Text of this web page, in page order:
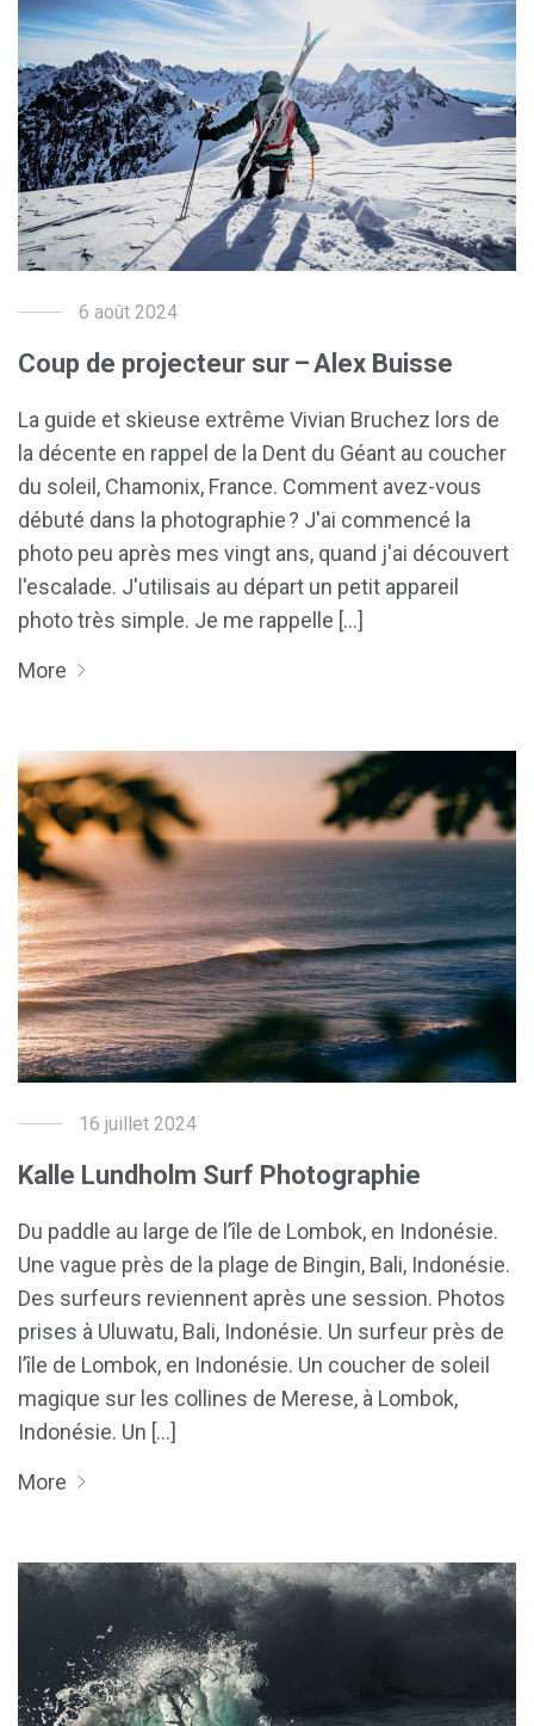
6 août 2024
Coup de projecteur sur – Alex Buisse
La guide et skieuse extrême Vivian Bruchez lors de
la décente en rappel de la Dent du Géant au coucher
du soleil, Chamonix, France. Comment avez-vous
débuté dans la photographie ? J'ai commencé la
photo peu après mes vingt ans, quand j'ai découvert
l'escalade. J'utilisais au départ un petit appareil
photo très simple. Je me rappelle [...]
More
16 juillet 2024
Kalle Lundholm Surf Photographie
Du paddle au large de l’île de Lombok, en Indonésie.
Une vague près de la plage de Bingin, Bali, Indonésie.
Des surfeurs reviennent après une session. Photos
prises à Uluwatu, Bali, Indonésie. Un surfeur près de
l’île de Lombok, en Indonésie. Un coucher de soleil
magique sur les collines de Merese, à Lombok,
Indonésie. Un [...]
More